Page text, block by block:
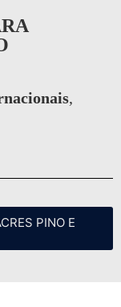
,
PINO E